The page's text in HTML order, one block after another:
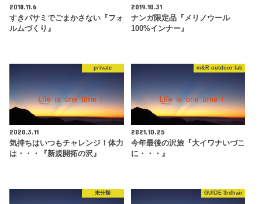
2018.11.6
すきバサミでごまかさない『フォ
ルムづくり』
2019.10.31
ナンガ限定品『メリノウール
100%インナー』
private
2020.3.11
気持ちはいつもチャレンジ！体力
は・・・『新規開拓の沢』
m&R outdoor lab
2021.10.25
今年最後の沢旅『大イワナいづこ
に・・・』
未分類 GUIDE 3rdhair